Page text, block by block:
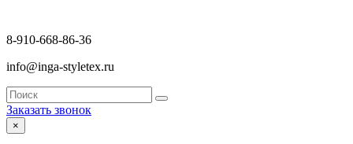
8-910-668-86-36
info@inga-styletex.ru
Заказать звонок
×